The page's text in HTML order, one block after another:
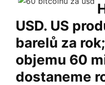
USD. US
barelů za
objemu 60
dostaneme